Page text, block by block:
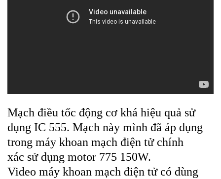
Mạch điều tốc động cơ khá hiệu quả sử
dụng IC 555. Mạch này mình đã áp dụng
trong máy khoan mạch điện tử chính
xác sử dụng motor 775 150W.
Video máy khoan mạch điện tử có dùng